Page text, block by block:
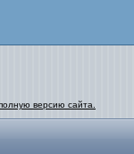
версию сайта.